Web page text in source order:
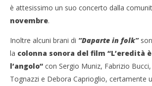
è attesissimo un suo concerto dalla
novembre.
Inoltre alcuni brani di “Daparte in folk”
la colonna sonora del film “L’eredità
l’angolo” con Sergio Muniz, Fabrizio
Tognazzi e Debora Caprioglio, certamente